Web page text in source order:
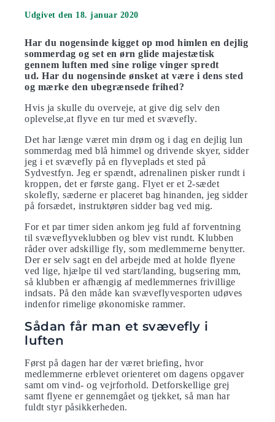
Udgivet den 18. januar 2020
Har du nogensinde kigget op mod himlen en dejlig
sommerdag og set en ørn glide majestætisk
gennem luften med sine rolige vinger spredt
ud. Har du nogensinde ønsket at være i dens sted
og mærke den ubegrænsede frihed?
Hvis ja skulle du overveje, at give dig selv den
oplevelse,at flyve en tur med et svævefly.
Det har længe været min drøm og i dag en dejlig lun
sommerdag med blå himmel og drivende skyer, sidder
jeg i et svævefly på en flyveplads et sted på
Sydvestfyn. Jeg er spændt, adrenalinen pisker rundt i
kroppen, det er første gang. Flyet er et 2-sædet
skolefly, sæderne er placeret bag hinanden, jeg sidder
på forsædet, instruktøren sidder bag ved mig.
For et par timer siden ankom jeg fuld af forventning
til svæveflyveklubben og blev vist rundt. Klubben
råder over adskillige fly, som medlemmerne benytter.
Der er selv sagt en del arbejde med at holde flyene
ved lige, hjælpe til ved start/landing, bugsering mm,
så klubben er afhængig af medlemmernes frivillige
indsats. På den måde kan svæveflyvesporten udøves
indenfor rimelige økonomiske rammer.
Sådan får man et svævefly i
luften
Først på dagen har der været briefing, hvor
medlemmerne erblevet orienteret om dagens opgaver
samt om vind- og vejrforhold. Detforskellige grej
samt flyene er gennemgået og tjekket, så man har
fuldt styr påsikkerheden.